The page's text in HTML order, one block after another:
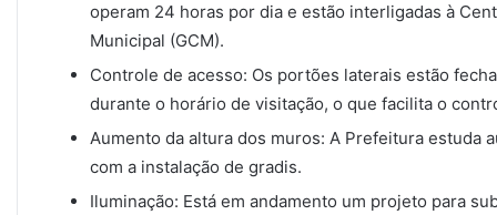
operam 24 horas por dia e estão interligadas à
Municipal (GCM).
Controle de acesso: Os portões laterais estão
durante o horário de visitação, o que facilita o
Aumento da altura dos muros: A Prefeitura estuda
com a instalação de gradis.
Iluminação: Está em andamento um projeto para